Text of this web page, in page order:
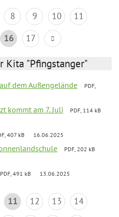
8 9 10
11
16 17
Kita "Pfingstanger"
dem Außengelände
PDF,
kommt am 7. Juli
PDF, 114 kB
407 kB 16.06.2025
PDF, 202 kB
PDF, 491 kB 13.06.2025
11 12 13
14